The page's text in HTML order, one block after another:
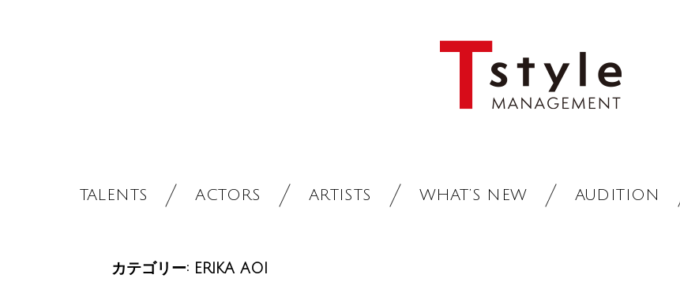
TALENTS ACTORS ARTISTS WHAT’S NEW AUDITION
カテゴリー: ERIKA AOI